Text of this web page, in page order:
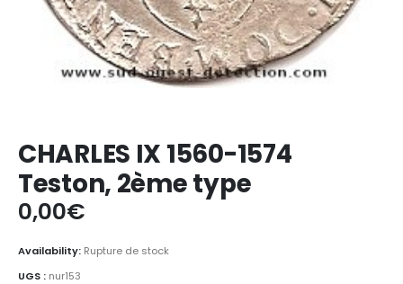
CHARLES IX 1560-1574
Teston, 2ème type
0,00€
Availability: Rupture de stock
UGS : nur153